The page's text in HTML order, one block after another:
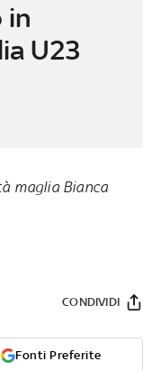
in
U23
maglia Bianca
Fonti Preferite
CONDIVIDI